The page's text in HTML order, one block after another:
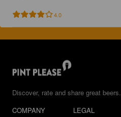
4.0
Discover, rate and share great beers.
COMPANY
LEGAL